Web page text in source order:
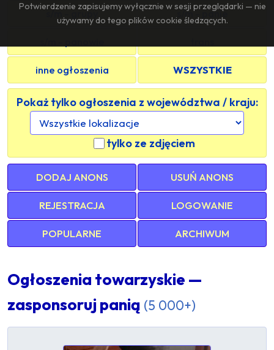
Potwierdzenie zapisujemy wyłącznie w sesji przeglądarki — nie
używamy do tego plików cookie śledzących.
s/m - grupy s/m - panie
inne ogłoszenia WSZYSTKIE
Pokaż tylko ogłoszenia z województwa / kraju:
tylko ze zdjęciem
DODAJ ANONS USUŃ ANONS
REJESTRACJA LOGOWANIE
POPULARNE ARCHIWUM
Ogłoszenia towarzyskie —
zasponsoruj panią (5 000+)